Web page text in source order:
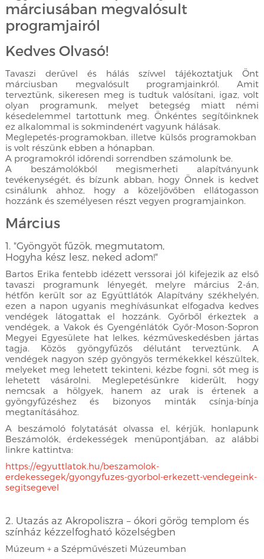
márciusában megvalósult
programjairól
Kedves Olvasó!
Tavaszi derűvel és hálás szívvel tájékoztatjuk Önt
márciusban megvalósult programjainkról. Amit
terveztünk, sikeresen meg is tudtuk valósítani, igaz, volt
olyan programunk, melyet betegség miatt némi
késedelemmel tartottunk meg. Önkéntes segítőinknek
ez alkalommal is sokmindenért vagyunk hálásak.
Meglepetés-programokban, illetve külsős programokban
is volt részünk ebben a hónapban.
A programokról időrendi sorrendben számolunk be.
A beszámolókból megismerheti alapítványunk
tevékenységét, és bízunk abban, hogy Önnek is kedvet
csinálunk ahhoz, hogy a közeljövőben ellátogasson
hozzánk és személyesen részt vegyen programjainkon.
Március
1. "Gyöngyöt fűzök, megmutatom,
Hogyha kész lesz, neked adom!"
Bartos Erika fentebb idézett verssorai jól kifejezik az első
tavaszi programunk lényegét, melyre március 2-án,
hétfőn került sor az Együttlátók Alapítvány székhelyén,
ezen a napon ugyanis meghívásunkat elfogadva kedves
vendégek látogattak el hozzánk. Győrből érkeztek a
vendégek, a Vakok és Gyengénlátók Győr-Moson-Sopron
Megyei Egyesülete hat lelkes, kézműveskedésben jártas
tagja. Közös gyöngyfűzős délutánt terveztünk. A
vendégek nagyon szép gyöngyös termékekkel készültek,
melyeket meg lehetett tekinteni, kézbe fogni, sőt meg is
lehetett vásárolni. Meglepetésünkre kiderült, hogy
nemcsak a hölgyek, hanem az urak is értenek a
gyöngyfűzéshez és bizonyos minták csínja-bínja
megtanításához.
A beszámoló folytatását olvassa el, kérjük, honlapunk
Beszámolók, érdekességek menüpontjában, az alábbi
linkre kattintva:
https://egyuttlatok.hu/beszamolok-
erdekessegek/gyongyfuzes-gyorbol-erkezett-vendegeink-
segitsegevel
2. Utazás az Akropoliszra – ókori görög templom és
színház kézzelfogható közelségben
Múzeum + a Szépművészeti Múzeumban